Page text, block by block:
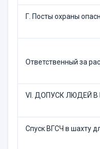
Г. Посты охраны
Ответственный за
VI. ДОПУСК ЛЮДЕЙ
Спуск ВГСЧ в шахту